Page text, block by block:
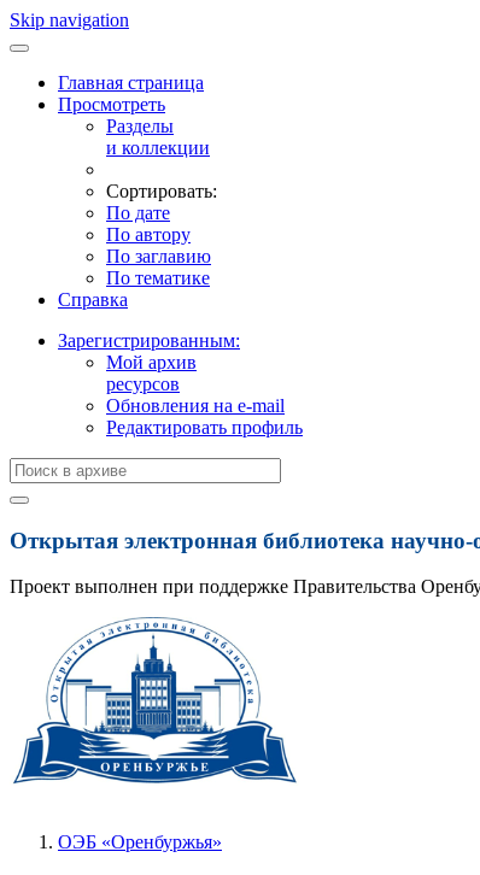
Skip navigation
Главная страница
Просмотреть
Разделы
и коллекции
Сортировать:
По дате
По автору
По заглавию
По тематике
Справка
Зарегистрированным:
Мой архив
ресурсов
Обновления на e-mail
Редактировать профиль
Открытая электронная библиотека
Проект выполнен при поддержке Правительства
ОЭБ «Оренбуржья»